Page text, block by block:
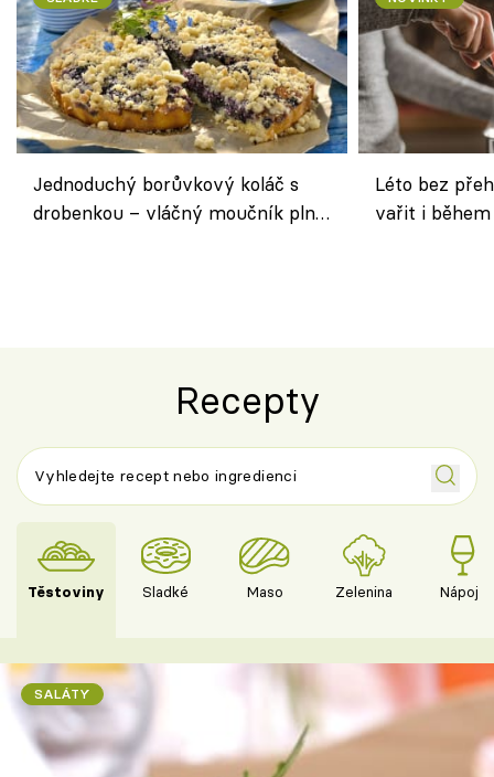
Jednoduchý borůvkový koláč s
drobenkou – vláčný moučník plný
Léto bez
vařit i
Recepty
Těstoviny Sladké Maso Zelenina Nápoje
SALÁTY